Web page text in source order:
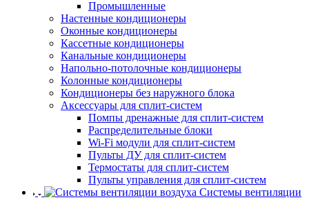
Промышленные
Настенные кондиционеры
Оконные кондиционеры
Кассетные кондиционеры
Канальные кондиционеры
Напольно-потолочные кондиционеры
Колонные кондиционеры
Кондиционеры без наружного блока
Аксессуары для сплит-систем
Помпы дренажные для сплит-систем
Распределительные блоки
Wi-Fi модули для сплит-систем
Пульты ДУ для сплит-систем
Термостаты для сплит-систем
Пульты управления для сплит-систем
Системы вентиляции